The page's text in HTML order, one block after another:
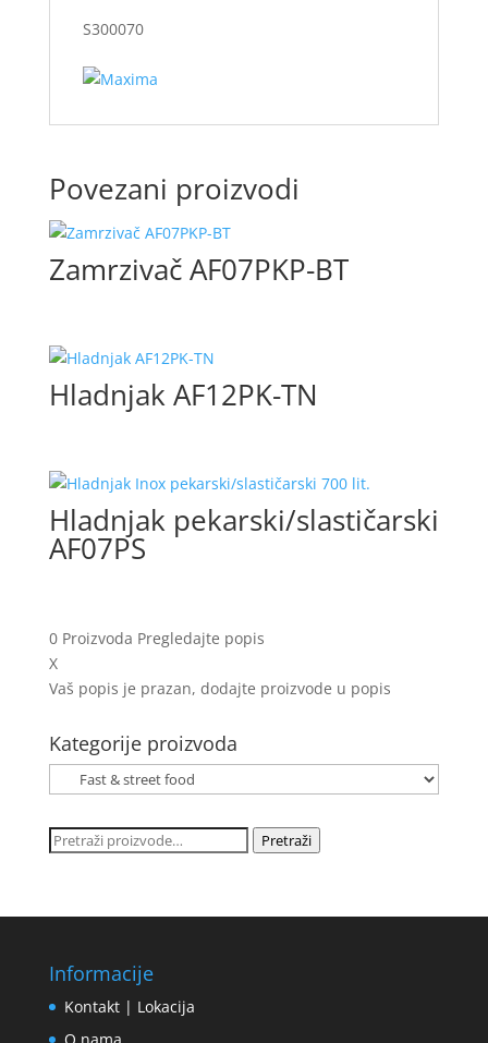
S300070
Povezani proizvodi
Zamrzivač AF07PKP-BT
Hladnjak AF12PK-TN
Hladnjak pekarski/slastičarski
AF07PS
0Proizvoda Pregledajte popis
X
Vaš popis je prazan, dodajte proizvode u popis
Kategorije proizvoda
Pretraži: Pretraži
Informacije
Kontakt | Lokacija
O nama